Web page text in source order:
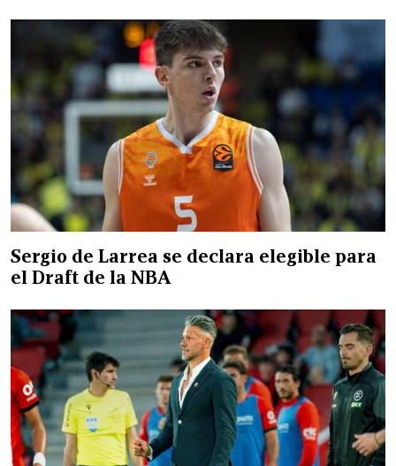
Sergio de Larrea se declara elegible para
el Draft de la NBA